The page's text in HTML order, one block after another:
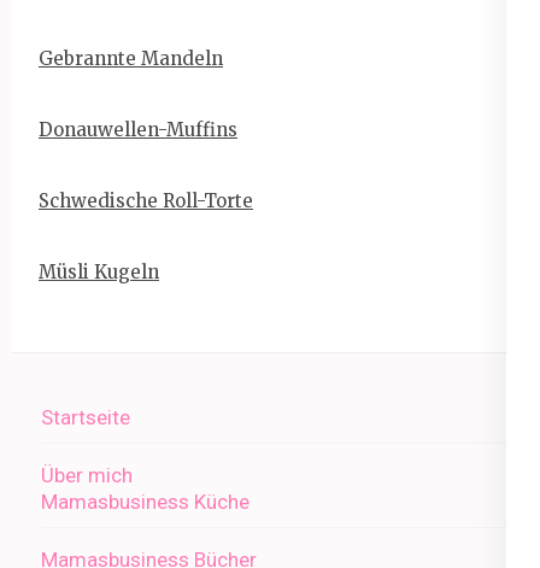
Gebrannte Mandeln
Donauwellen-Muffins
Schwedische Roll-Torte
Müsli Kugeln
Startseite
Über mich
Mamasbusiness Küche
Mamasbusiness Bücher